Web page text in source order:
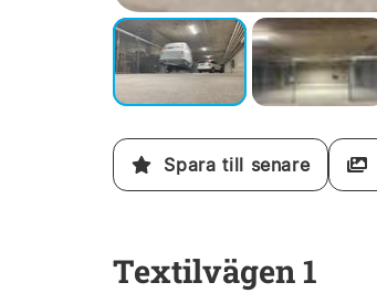
Spara till senare
Textilvägen 1